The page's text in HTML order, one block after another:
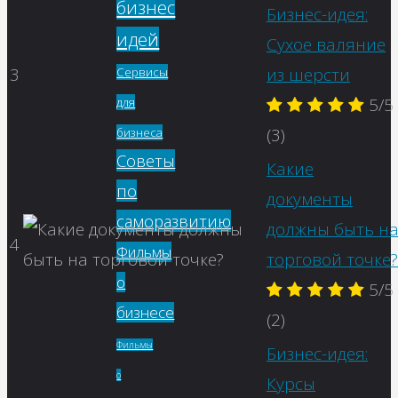
бизнес
идей
Сервисы
для
бизнеса
Советы
по
саморазвитию
Фильмы
о
бизнесе
Фильмы
о
3
Бизнес-идея:
Сухое валяние
из шерсти
5/5
(3)
4
Какие
документы
должны быть на
торговой точке?
5/5
(2)
Бизнес-идея:
Курсы